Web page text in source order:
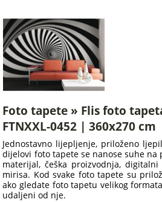
Foto tapete » Flis foto
FTNXXL-0452 | 360x270 cm
Jednostavno lijepljenje, priloženo
dijelovi foto tapete se nanose suhe
materijal, češka proizvodnja,
mirisa. Kod svake foto tapete su
ako gledate foto tapetu velikog
udaljeni od nje.